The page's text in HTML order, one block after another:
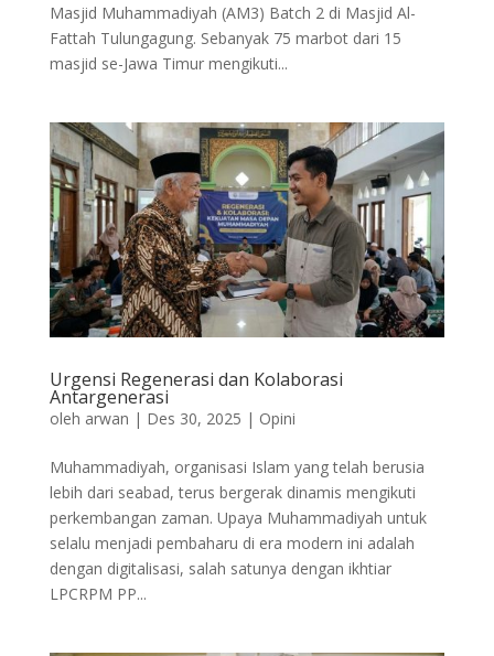
Masjid Muhammadiyah (AM3) Batch 2 di Masjid Al-
Fattah Tulungagung. Sebanyak 75 marbot dari 15
masjid se-Jawa Timur mengikuti...
Urgensi Regenerasi dan Kolaborasi
Antargenerasi
oleh arwan | Des 30, 2025 | Opini
Muhammadiyah, organisasi Islam yang telah berusia
lebih dari seabad, terus bergerak dinamis mengikuti
perkembangan zaman. Upaya Muhammadiyah untuk
selalu menjadi pembaharu di era modern ini adalah
dengan digitalisasi, salah satunya dengan ikhtiar
LPCRPM PP...